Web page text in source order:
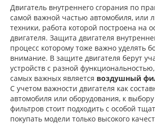
Двигатель внутреннего сгорания по
самой важной частью автомобиля, или
техники, работа которой построена на
двигателя. Защита двигателя
процесс которому тоже важно уделять
внимание. В защите двигателя берут
устройств с разной
самых важных является воздушный
С учетом важности двигателя как
автомобиля или оборудования, к
фильтров стоит подходить с особой
покупать модели только высокого